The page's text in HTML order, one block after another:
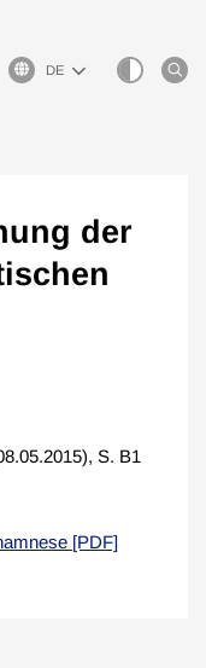
Sprachauswahl
der
S. B1
[PDF]